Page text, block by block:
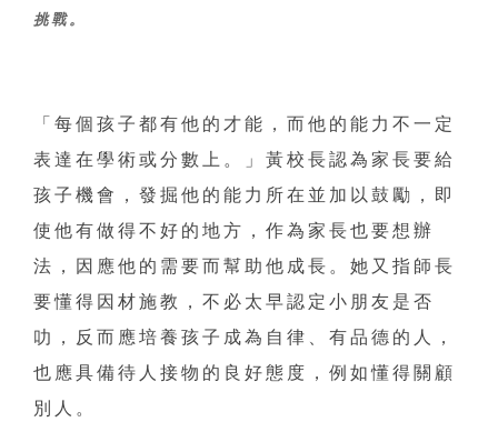
挑戰。
「每個孩子都有他的才能，而他的能力不一定
表達在學術或分數上。」黃校長認為家長要給
孩子機會，發掘他的能力所在並加以鼓勵，即
使他有做得不好的地方，作為家長也要想辦
法，因應他的需要而幫助他成長。她又指師長
要懂得因材施教，不必太早認定小朋友是否
叻，反而應培養孩子成為自律、有品德的人，
也應具備待人接物的良好態度，例如懂得關顧
別人。